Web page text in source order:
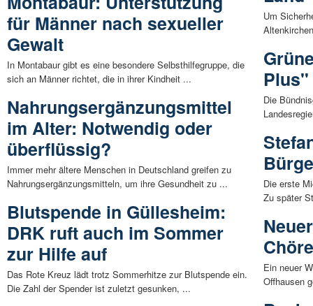
für Männer nach sexueller
Gewalt
In Montabaur gibt es eine besondere Selbsthilfegruppe, die
sich an Männer richtet, die in ihrer Kindheit ...
Nahrungsergänzungsmittel
im Alter: Notwendig oder
überflüssig?
Immer mehr ältere Menschen in Deutschland greifen zu
Nahrungsergänzungsmitteln, um ihre Gesundheit zu ...
Blutspende in Güllesheim:
DRK ruft auch im Sommer
zur Hilfe auf
Das Rote Kreuz lädt trotz Sommerhitze zur Blutspende ein.
Die Zahl der Spender ist zuletzt gesunken, ...
Um
Plus"
Die
Die erste
Zu später
Ein neuer
Offhausen